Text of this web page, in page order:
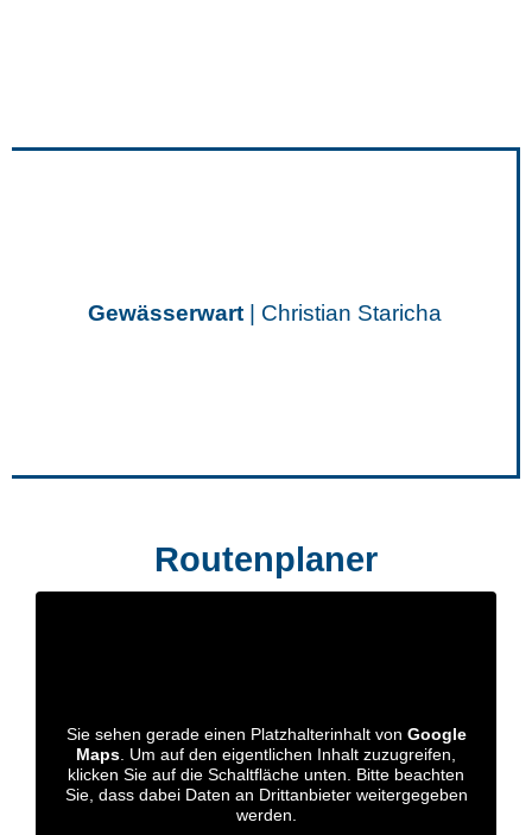
Gewässerwart| Christian Staricha
Routenplaner
Sie sehen gerade einen Platzhalterinhalt von Google
Maps . Um auf den eigentlichen Inhalt zuzugreifen,
klicken Sie auf die Schaltfläche unten. Bitte beachten
Sie, dass dabei Daten an Drittanbieter weitergegeben
werden.